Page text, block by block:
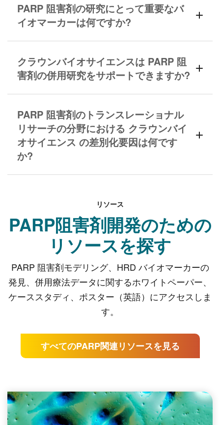
PARP 阻害剤の研究にとって重要なバ
イオマーカーは何ですか?
クラウンバイオサイエンスは PARP 阻
害剤の併用研究をサポートできますか?
PARP 阻害剤のトランスレーショナル
リサーチの分野における クラウンバイ
オサイエンス の差別化要因は何です
か?
リソース
PARP阻害剤開発のための
リソースを探す
PARP 阻害剤モデリング、HRD バイオマーカーの
発見、併用療法データに関するホワイトペーパー、
ケーススタディ、ポスター（英語）にアクセスしま
す。
すべてのPARP関連リソースを見る